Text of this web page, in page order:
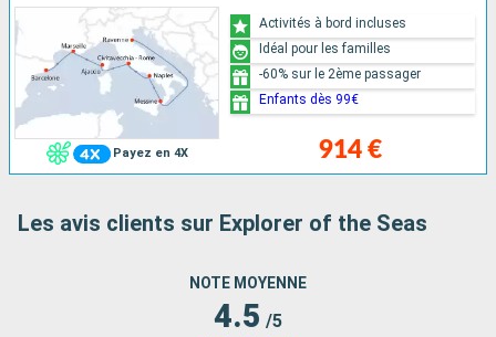
Payez en 4X 914 €
Activités à bord incluses
Idéal pour les familles
-60% sur le 2ème passager
Enfants dès 99€
Les avis clients sur Explorer of the Seas
NOTE MOYENNE
4.5 /5